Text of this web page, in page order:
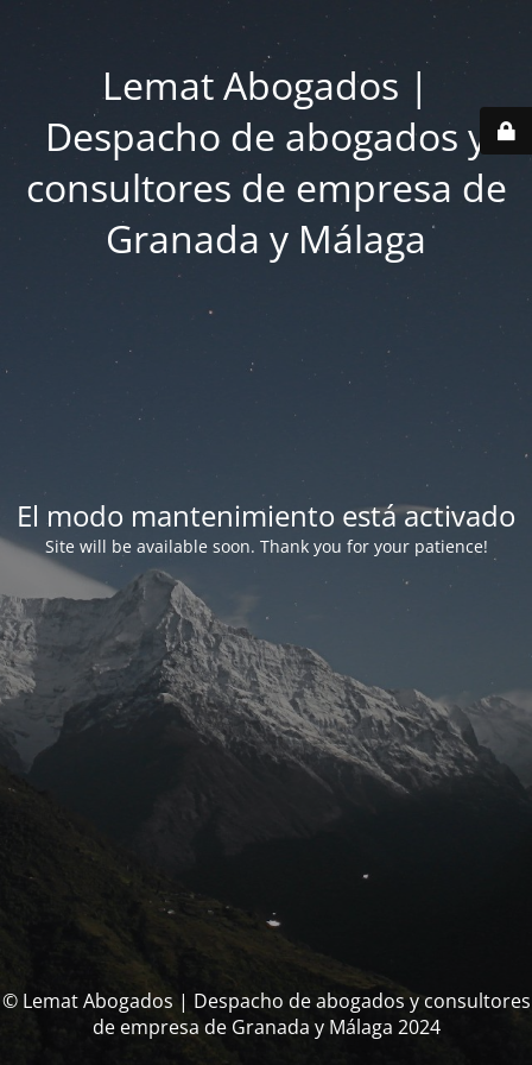
Lemat Abogados |
Despacho de abogados y
consultores de empresa de
Granada y Málaga
El modo mantenimiento está activado
Site will be available soon. Thank you for your patience!
© Lemat Abogados | Despacho de abogados y consultores
de empresa de Granada y Málaga 2024